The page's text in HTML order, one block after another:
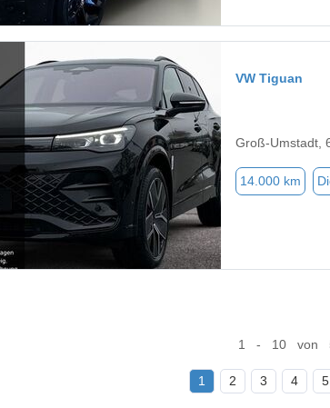
VW Tiguan
Groß-Umstadt,
14.000 km
1 - 10 von
1 2 3 4 5